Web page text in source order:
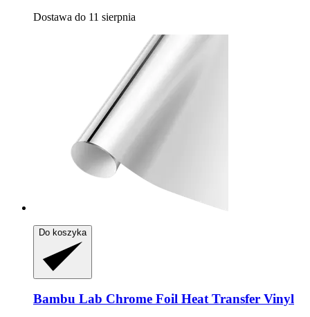
Dostawa do 11 sierpnia
Do koszyka
Bambu Lab Chrome Foil Heat Transfer Vinyl